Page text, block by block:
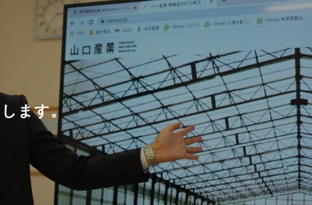
ます。